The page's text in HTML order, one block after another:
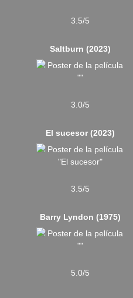
3.5/5
Saltburn (2023)
3.0/5
El sucesor (2023)
3.5/5
Barry Lyndon (1975)
5.0/5